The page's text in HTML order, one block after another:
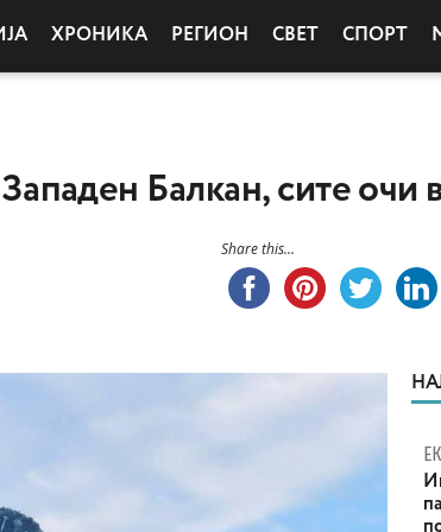
ХРОНИКА РЕГИОН СВЕТ СПОРТ
Балкан, сите очи
Share this...